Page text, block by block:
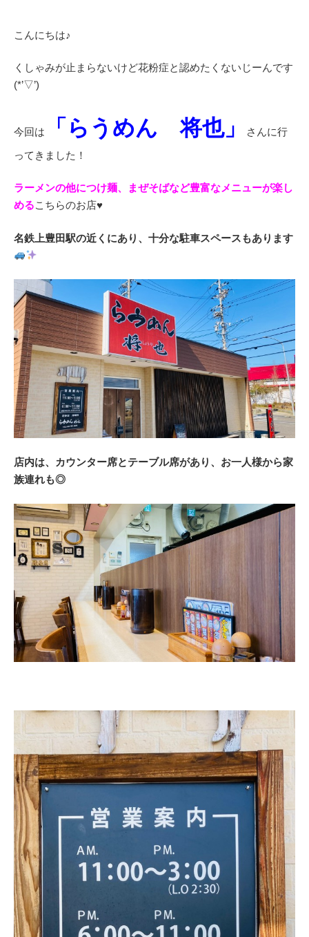
こんにちは♪
くしゃみが止まらないけど花粉症と認めたくないじーんです
(*’▽’)
今回は 「らうめん 将也」
さんに行
ってきました！
ラーメンの他につけ麺、まぜそばなど豊富なメニューが楽し
めるこちらのお店♥
名鉄上豊田駅の近くにあり、十分な駐車スペースもあります
店内は、カウンター席とテーブル席があり、お一人様から家
族連れも◎